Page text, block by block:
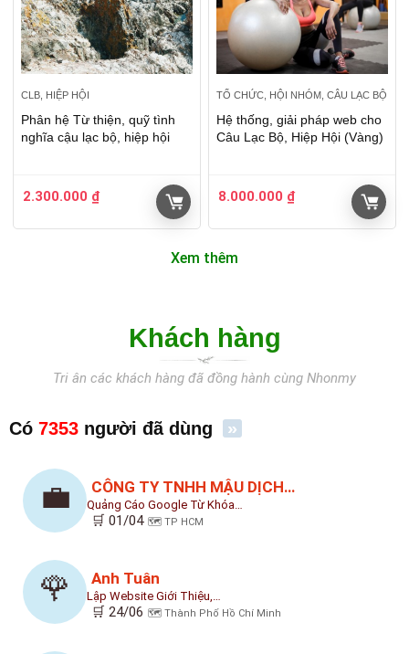
CLB, HIỆP HỘI
Phân hệ Từ thiện, quỹ tình
nghĩa cậu lạc bộ, hiệp hội
2.300.000 ₫
TỔ CHỨC, HỘI NHÓM, CÂU LẠC BỘ
Hệ thống, giải pháp web cho
Câu Lạc Bộ, Hiệp Hội (Vàng)
8.000.000 ₫
Xem thêm
Khách hàng
Tri ân các khách hàng đã đồng hành cùng Nhonmy
Có 7353 người đã dùng »
💼 CÔNG TY TNHH MẬU DỊCH…
Quảng Cáo Google Từ Khóa…
🛒 01/04 🗺️ TP HCM
🌹 Anh Tuân
Lập Website Giới Thiệu,…
🛒 24/06 🗺️ Thành Phố Hồ Chí Minh